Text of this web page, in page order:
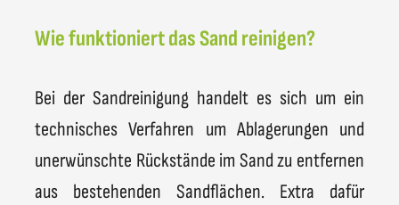
Wie funktioniert das Sand reinigen?
Bei der Sandreinigung handelt es sich um ein
technisches Verfahren um Ablagerungen und
unerwünschte Rückstände im Sand zu entfernen
aus bestehenden Sandflächen. Extra dafür